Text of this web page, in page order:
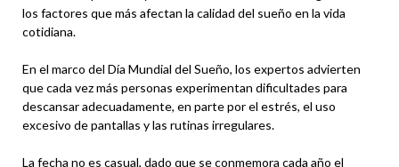
los factores que más afectan la calidad del sueño en la vida
cotidiana.
En el marco del Día Mundial del Sueño, los expertos advierten
que cada vez más personas experimentan dificultades para
descansar adecuadamente, en parte por el estrés, el uso
excesivo de pantallas y las rutinas irregulares.
La fecha no es casual, dado que se conmemora cada año el